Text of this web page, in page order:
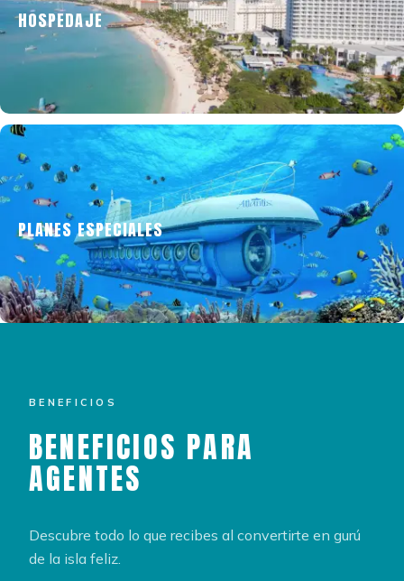
HOSPEDAJE
Opciones para recuperar energías y prepararte
para seguir explorando.
PLANES ESPECIALES
Para disfrutar la isla de otra forma y hacer de tu
viaje algo único.
BENEFICIOS
BENEFICIOS PARA
AGENTES
Descubre todo lo que recibes al convertirte en gurú
de la isla feliz.